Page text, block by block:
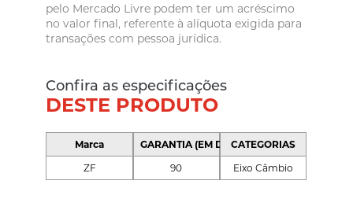
pelo Mercado Livre podem ter um acréscimo
no valor final, referente à alíquota exigida para
transações com pessoa jurídica.
Confira as especificações
DESTE PRODUTO
Marca
ZF
GARANTIA (EM DIAS)
90
CATEGORIAS
Eixo Câmbio